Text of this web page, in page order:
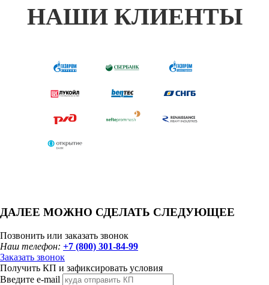
НАШИ КЛИЕНТЫ
ДАЛЕЕ МОЖНО СДЕЛАТЬ СЛЕДУЮЩЕЕ
Позвонить или заказать звонок
Наш телефон: +7 (800) 301-84-99
Заказать звонок
Получить КП и зафиксировать условия
Введите e-mail